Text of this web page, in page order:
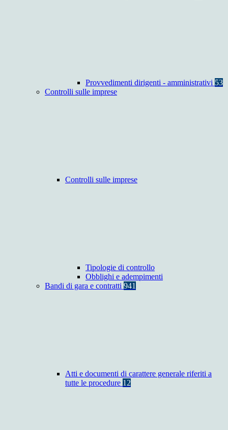
Provvedimenti dirigenti - amministrativi 53
Controlli sulle imprese
Controlli sulle imprese
Tipologie di controllo
Obblighi e adempimenti
Bandi di gara e contratti 941
Atti e documenti di carattere generale riferiti a
tutte le procedure 12